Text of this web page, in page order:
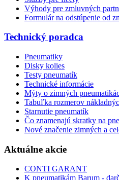
Výhody pre zmluvných
Formulár na odstúpenie od
Technický poradca
Pneumatiky
Disky kolies
Testy pneumatík
Technické informácie
Mýty o zimných
Tabuľka rozmerov
Starnutie pneumatík
Čo znamenajú skratky na
Nové značenie zimných a
Aktuálne akcie
CONTI GARANT
K pneumatikám Barum -